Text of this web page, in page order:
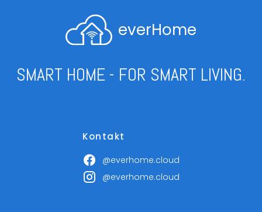
everHome
SMART HOME - FOR SMART LIVING.
Kontakt
@everhome.cloud
@everhome.cloud